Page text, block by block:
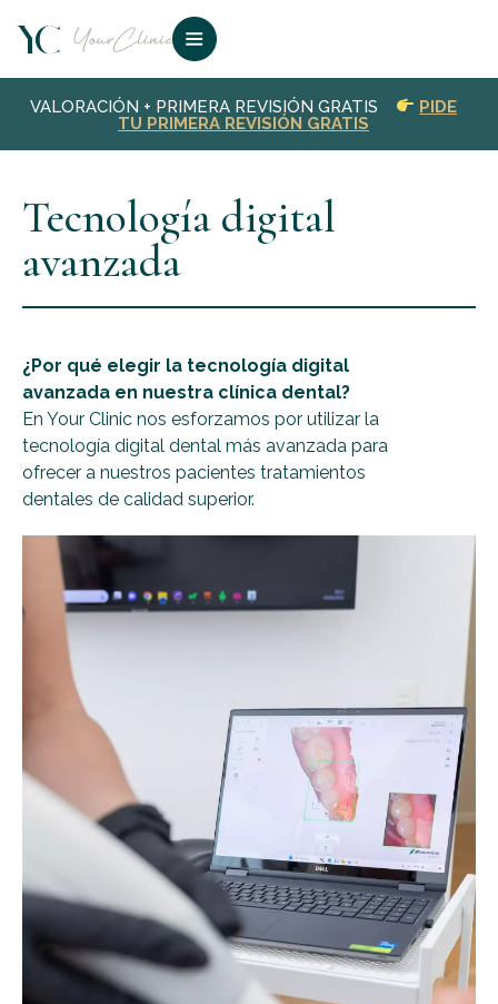
VALORACIÓN + PRIMERA REVISIÓN GRATIS
PIDE
TU PRIMERA REVISIÓN GRATIS
Tecnología digital
avanzada
¿Por qué elegir la tecnología digital
avanzada en nuestra clínica dental?
En Your Clinic nos esforzamos por utilizar la
tecnología digital dental más avanzada para
ofrecer a nuestros pacientes tratamientos
dentales de calidad superior.